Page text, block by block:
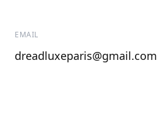
EMAIL
dreadluxeparis@gmail.com